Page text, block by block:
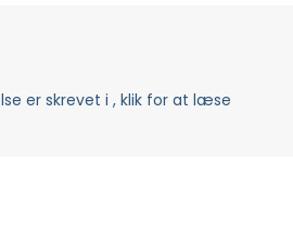
er skrevet i , klik for at læse